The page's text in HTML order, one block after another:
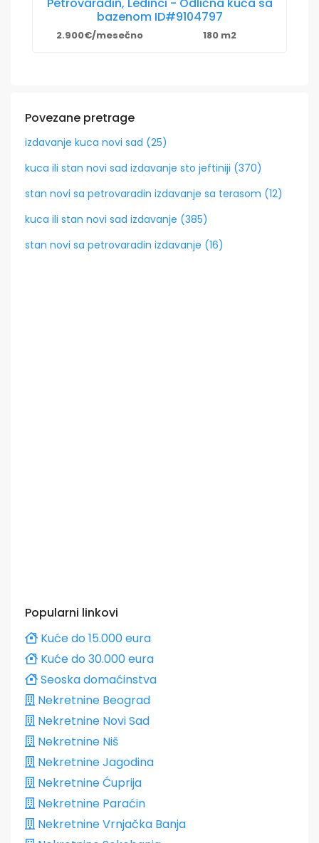
bazenom ID#9104797
2.900€/mesečno 180 m2
Povezane pretrage
izdavanje kuca novi sad (25)
kuca ili stan novi sad izdavanje sto jeftiniji (370)
stan novi sa petrovaradin izdavanje sa terasom (12)
kuca ili stan novi sad izdavanje (385)
stan novi sa petrovaradin izdavanje (16)
Popularni linkovi
Kuće do 15.000 eura
Kuće do 30.000 eura
Seoska domaćinstva
Nekretnine Beograd
Nekretnine Novi Sad
Nekretnine Niš
Nekretnine Jagodina
Nekretnine Ćuprija
Nekretnine Paraćin
Nekretnine Vrnjačka Banja